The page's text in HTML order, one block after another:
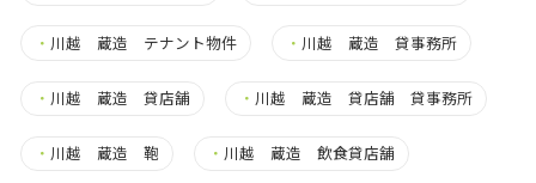
・ 川越 蔵造 テナント物件 ・ 川越 蔵造 貸事務所
・ 川越 蔵造 貸店舗 ・ 川越 蔵造 貸店舗 貸事務所
・ 川越 蔵造 鞄 ・ 川越 蔵造 飲食貸店舗